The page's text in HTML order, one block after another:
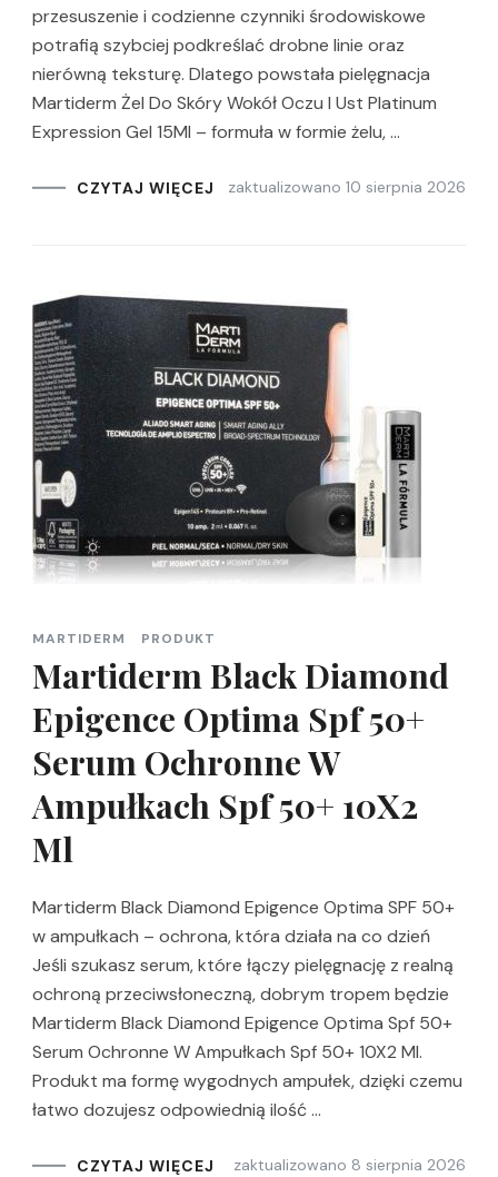
przesuszenie i codzienne czynniki środowiskowe
potrafią szybciej podkreślać drobne linie oraz
nierówną teksturę. Dlatego powstała pielęgnacja
Martiderm Żel Do Skóry Wokół Oczu I Ust Platinum
Expression Gel 15Ml – formuła w formie żelu, …
CZYTAJ WIĘCEJ zaktualizowano 10 sierpnia 2026
MARTIDERM PRODUKT
Martiderm Black Diamond
Epigence Optima Spf 50+
Serum Ochronne W
Ampułkach Spf 50+ 10X2
Ml
Martiderm Black Diamond Epigence Optima SPF 50+
w ampułkach – ochrona, która działa na co dzień
Jeśli szukasz serum, które łączy pielęgnację z realną
ochroną przeciwsłoneczną, dobrym tropem będzie
Martiderm Black Diamond Epigence Optima Spf 50+
Serum Ochronne W Ampułkach Spf 50+ 10X2 Ml.
Produkt ma formę wygodnych ampułek, dzięki czemu
łatwo dozujesz odpowiednią ilość …
CZYTAJ WIĘCEJ zaktualizowano 8 sierpnia 2026